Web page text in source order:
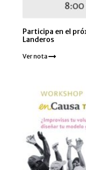
Participa en el
Landeros
Ver nota